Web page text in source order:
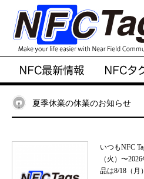
夏季休業の休業のお知らせ
いつもNFC
（火）〜
品は8/18（